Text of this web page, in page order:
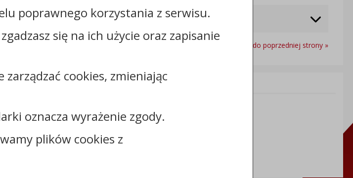
Powrót do poprzedniej strony »
SkrytkaESP lub
Informacje dodatkowe:
REGON: 910866910
poprawnego korzystania z serwisu.
się na ich użycie oraz zapisanie
zarządzać cookies, zmieniając
oznacza wyrażenie zgody.
plików cookies z